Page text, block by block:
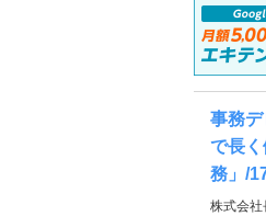
事務
で長
務」/
株式会社